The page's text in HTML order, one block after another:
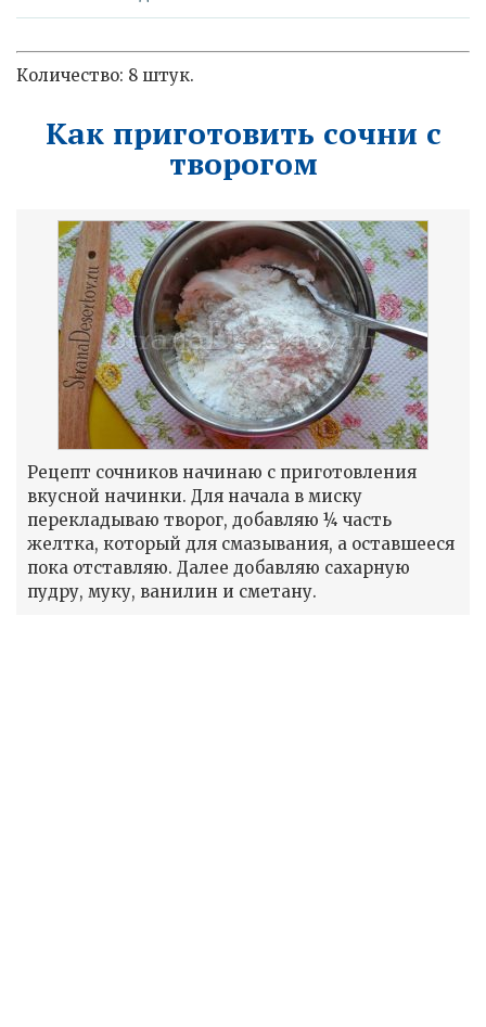
Количество: 8 штук.
Как приготовить сочни с
творогом
Рецепт сочников начинаю с приготовления
вкусной начинки. Для начала в миску
перекладываю творог, добавляю ¼ часть
желтка, который для смазывания, а оставшееся
пока отставляю. Далее добавляю сахарную
пудру, муку, ванилин и сметану.